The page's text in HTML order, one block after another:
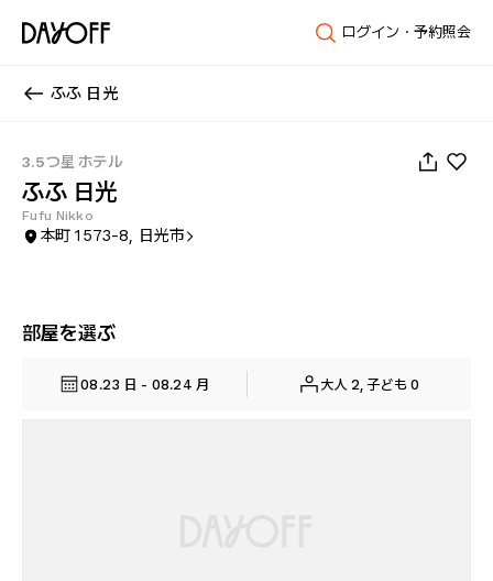
ログイン・予約照会
ふふ 日光
3.5つ星 ホテル
ふふ 日光
Fufu Nikko
本町 1573-8, 日光市
部屋を選ぶ
08.23 日 - 08.24 月 大人 2, 子ども 0